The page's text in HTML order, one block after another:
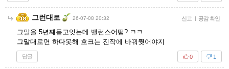
그런대로 26-07-08 20:32 신고 | 공감 확인
그말을 5년째듣고잇는데 밸런스어떰? ㅋㅋ
그말대로면 하다못해 호크는 진작에 바꿔줫어야지
답글 1
0